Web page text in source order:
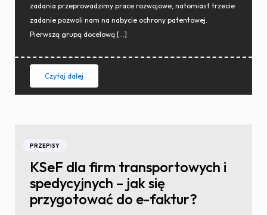
zadania przeprowadzimy prace rozwojowe, natomiast trzecie
zadanie pozwoli nam na nabycie ochrony patentowej.
Pierwszą grupą docelową […]
Czytaj dalej
PRZEPISY
KSeF dla firm transportowych i
spedycyjnych – jak się
przygotować do e-faktur?